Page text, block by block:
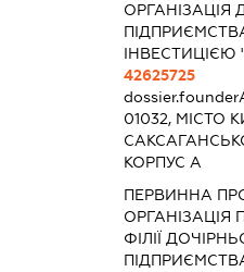
ОРГАНІЗАЦІЯ
ІНВЕСТИЦІЄЮ
42625725
01032, МІСТО
КОРПУС А
ПЕРВИННА
ОРГАНІЗАЦІЯ
ФІЛІЇ